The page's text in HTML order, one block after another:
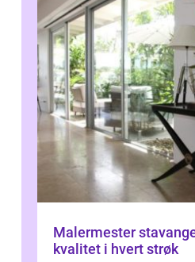
Malermester stavanger slik finner
kvalitet i hvert strøk